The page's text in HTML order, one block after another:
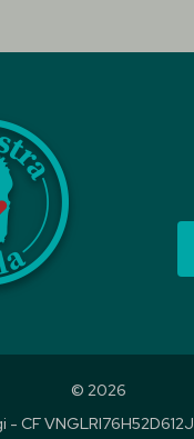
© 2026
- CF VNGLRI76H52D612J